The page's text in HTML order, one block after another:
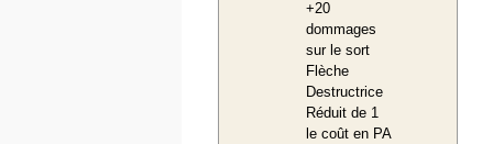
+20
dommages
sur le sort
Flèche
Destructrice
Réduit de 1
le coût en PA